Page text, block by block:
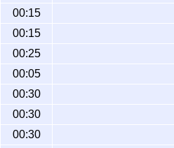
00:15
00:15
00:25
00:05
00:30
00:30
00:30